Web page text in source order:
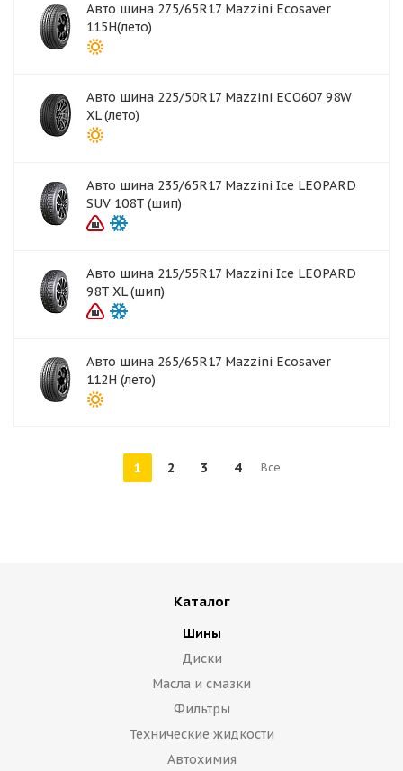
Авто шина 275/65R17 Mazzini Ecosaver
115H(лето)
Авто шина 225/50R17 Mazzini ECO607 98W
XL (лето)
Авто шина 235/65R17 Mazzini Ice LEOPARD
SUV 108T (шип)
Авто шина 215/55R17 Mazzini Ice LEOPARD
98T XL (шип)
Авто шина 265/65R17 Mazzini Ecosaver
112H (лето)
1 2 3 4 Все
Каталог
Шины
Диски
Масла и смазки
Фильтры
Технические жидкости
Автохимия